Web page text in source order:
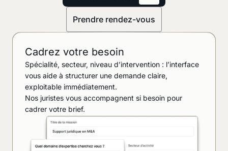
Cadrez votre besoin
Spécialité, secteur, niveau d’intervention : l’interface
vous aide à structurer une demande claire,
exploitable immédiatement.
Nos juristes vous accompagnent si besoin pour
cadrer votre brief.
Prendre rendez-vous